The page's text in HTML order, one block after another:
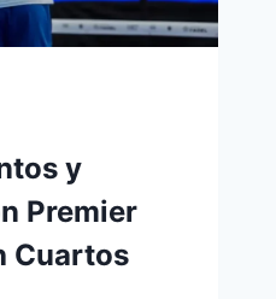
y
Premier
Cuartos